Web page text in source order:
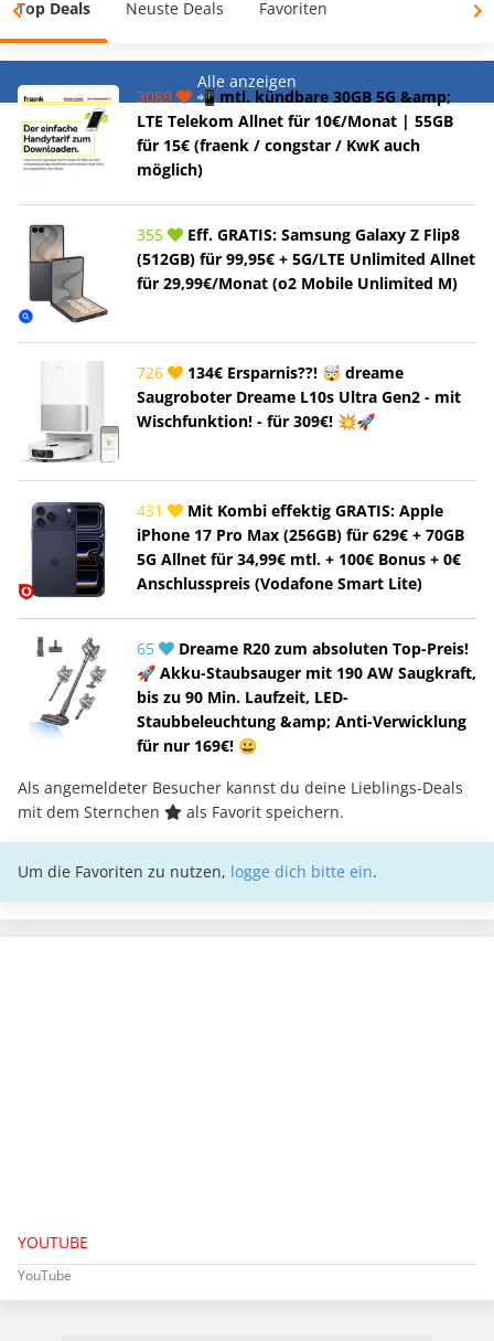
Top Deals Neuste Deals Favoriten
Alle anzeigen
3089
📲 mtl. kündbare 30GB 5G &amp;
LTE Telekom Allnet für 10€/Monat | 55GB
für 15€ (fraenk / congstar / KwK auch
möglich)
355
Eff. GRATIS: Samsung Galaxy Z Flip8
(512GB) für 99,95€ + 5G/LTE Unlimited Allnet
für 29,99€/Monat (o2 Mobile Unlimited M)
726
134€ Ersparnis??! 🤯 dreame
Saugroboter Dreame L10s Ultra Gen2 - mit
Wischfunktion! - für 309€! 💥🚀
431
Mit Kombi effektig GRATIS: Apple
iPhone 17 Pro Max (256GB) für 629€ + 70GB
5G Allnet für 34,99€ mtl. + 100€ Bonus + 0€
Anschlusspreis (Vodafone Smart Lite)
65
Dreame R20 zum absoluten Top-Preis!
🚀 Akku-Staubsauger mit 190 AW Saugkraft,
bis zu 90 Min. Laufzeit, LED-
Staubbeleuchtung &amp; Anti-Verwicklung
für nur 169€! 😀
Als angemeldeter Besucher kannst du deine Lieblings-Deals
mit dem Sternchen
als Favorit speichern.
Um die Favoriten zu nutzen, logge dich bitte ein.
YOUTUBE
YouTube